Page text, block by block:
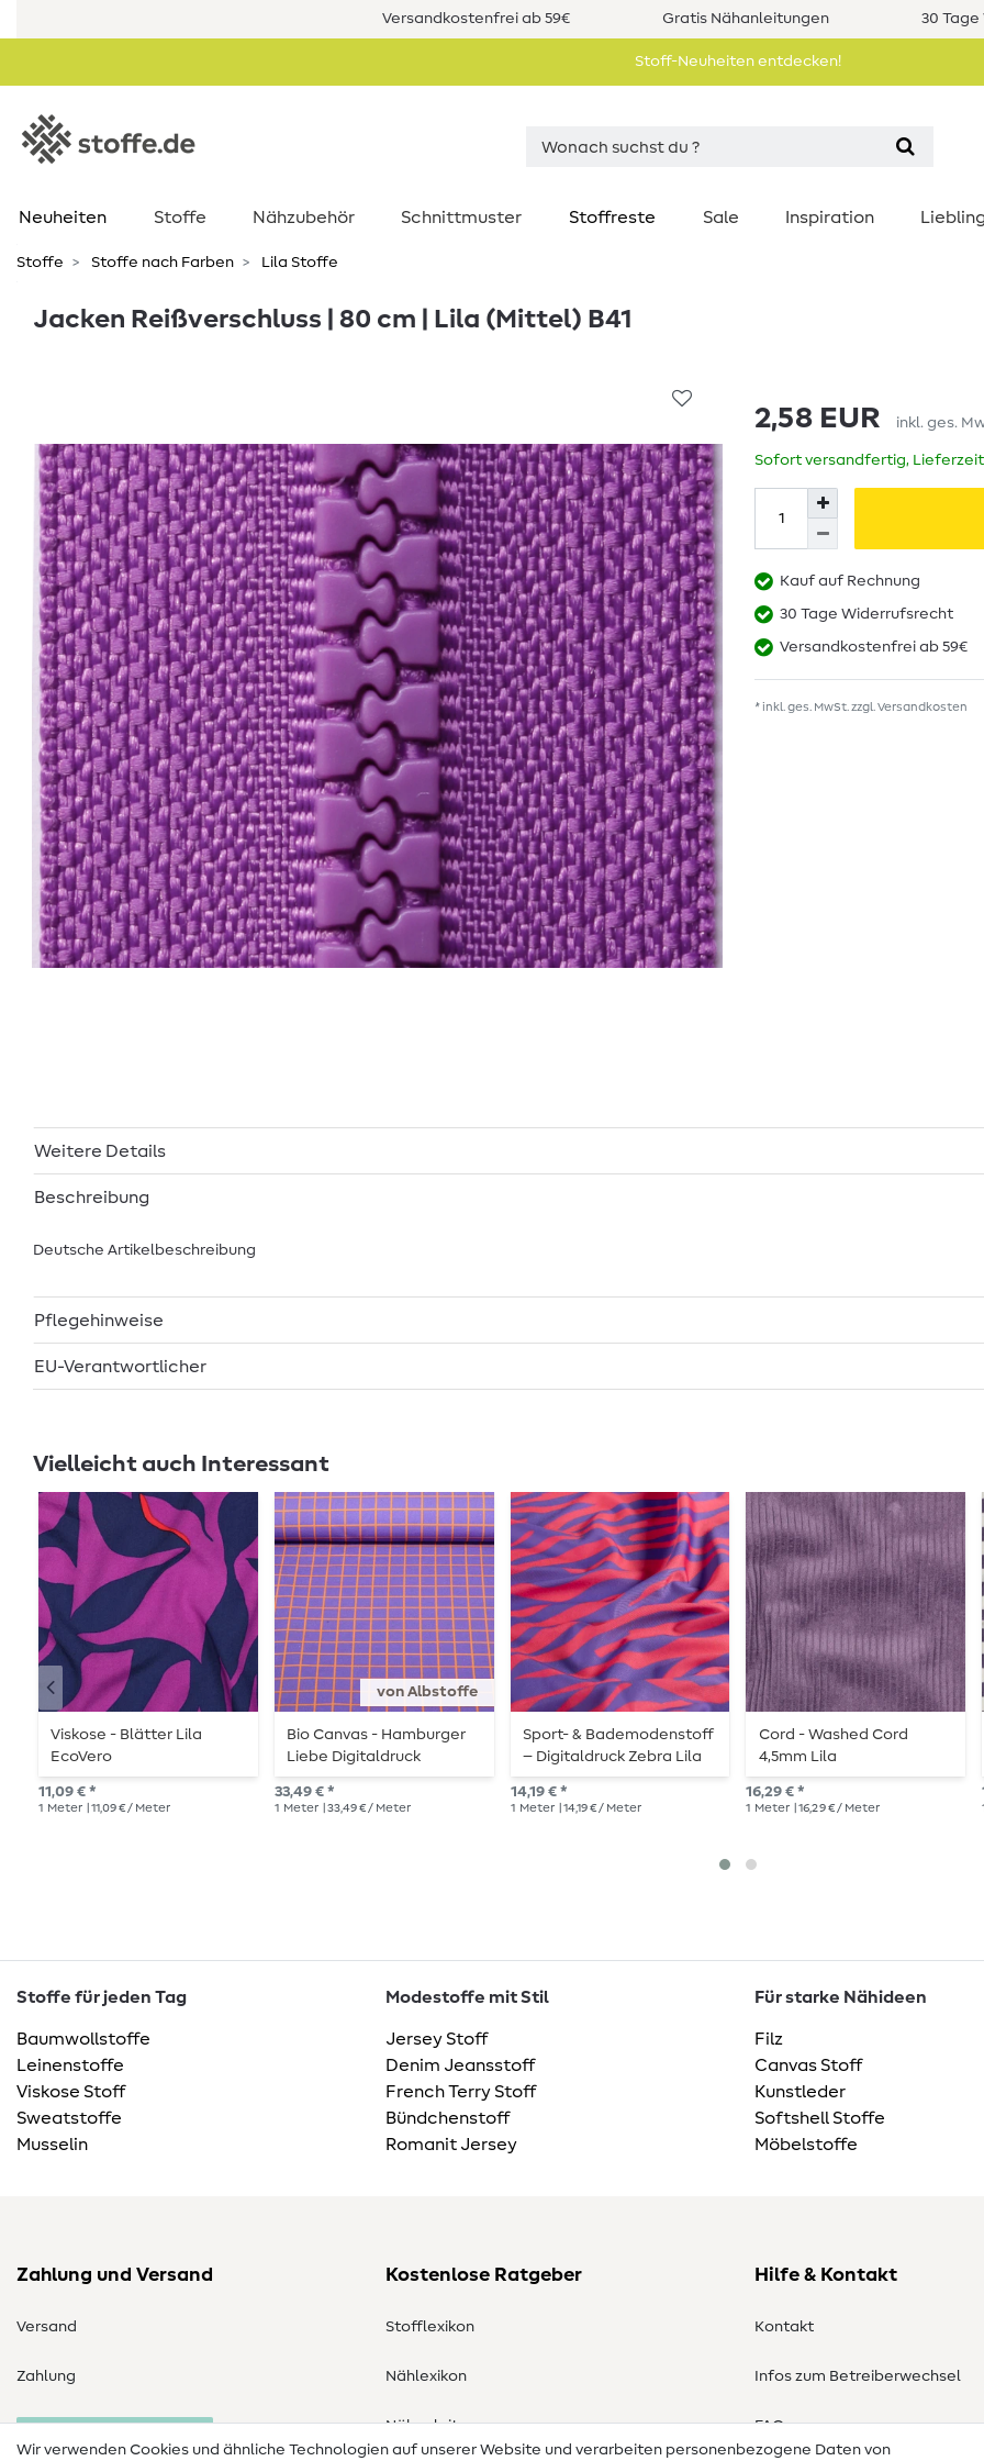
Versandkostenfrei ab 59€ Gratis Nähanleitungen 30
Stoff-Neuheiten entdecken!
Neuheiten Stoffe Nähzubehör Schnittmuster Stoffreste Sale Inspiration
Stoffe Stoffe nach Farben Lila Stoffe
Jacken Reißverschluss | 80 cm | Lila (Mittel) B41
2,58 EUR inkl. ges.
Sofort versandfertig,
Kauf auf Rechnung
30 Tage Widerrufsrecht
Versandkostenfrei ab 59€
* inkl. ges. MwSt. zzgl. Versandkosten
Weitere Details
Beschreibung
Deutsche Artikelbeschreibung
Pflegehinweise
EU-Verantwortlicher
Vielleicht auch Interessant
Viskose - Blätter Lila
EcoVero
11,09 € *
1 Meter | 11,09 € / Meter
von Albstoffe
Bio Canvas - Hamburger
Liebe Digitaldruck
Beetles & Bugs Grids Lila
33,49 € *
1 Meter | 33,49 € / Meter
Sport- & Bademodenstoff
– Digitaldruck Zebra Lila
UPF50 Recycled
14,19 € *
1 Meter | 14,19 € / Meter
Cord - Washed Cord
4,5mm Lila
16,29 € *
1 Meter | 16,29 € / Meter
Stoffe für jeden Tag
Baumwollstoffe
Leinenstoffe
Viskose Stoff
Sweatstoffe
Musselin
Modestoffe mit Stil
Jersey Stoff
Denim Jeansstoff
French Terry Stoff
Bündchenstoff
Romanit Jersey
Für starke Nähideen
Filz
Canvas Stoff
Kunstleder
Softshell Stoffe
Möbelstoffe
Zahlung und Versand
Versand
Zahlung
Kostenlose Ratgeber
Stofflexikon
Nählexikon
Nähanleitungen
Hilfe & Kontakt
Kontakt
Infos zum Betreiberwechsel
FAQ
Wir verwenden Cookies und ähnliche Technologien auf unserer Website und verarbeiten personenbezogene Daten von